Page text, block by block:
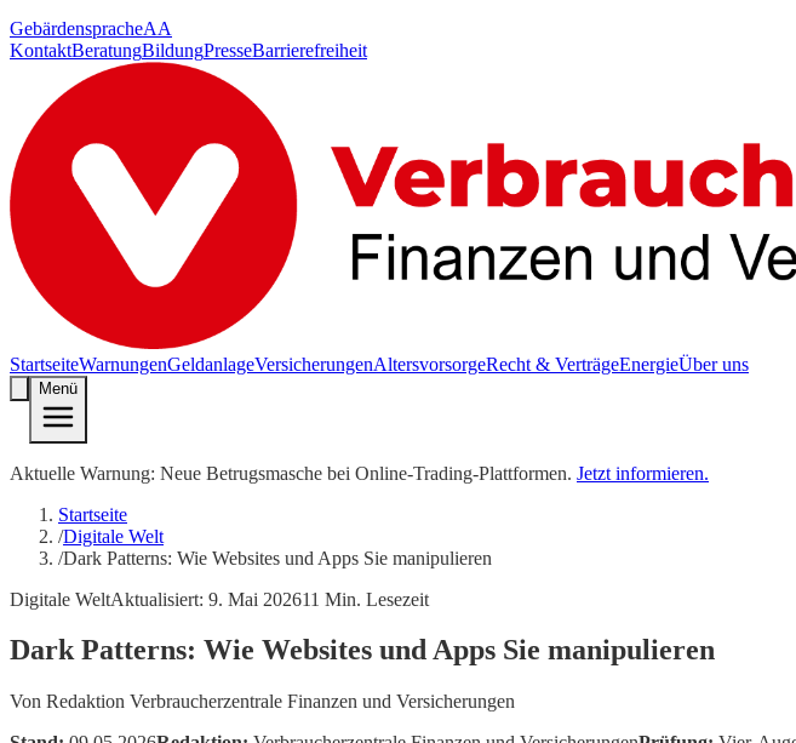
GebärdenspracheAA
KontaktBeratungBildungPresseBarrierefreiheit
StartseiteWarnungenGeldanlageVersicherungenAltersvorsorgeRecht & VerträgeEnergieÜber uns
Menü
Aktuelle Warnung: Neue Betrugsmasche bei Online-Trading-Plattformen. Jetzt informieren.
Startseite
/Digitale Welt
/Dark Patterns: Wie Websites und Apps Sie manipulieren
Digitale WeltAktualisiert: 9. Mai 202611 Min. Lesezeit
Dark Patterns: Wie Websites und Apps Sie manipulieren
Von Redaktion Verbraucherzentrale Finanzen und Versicherungen